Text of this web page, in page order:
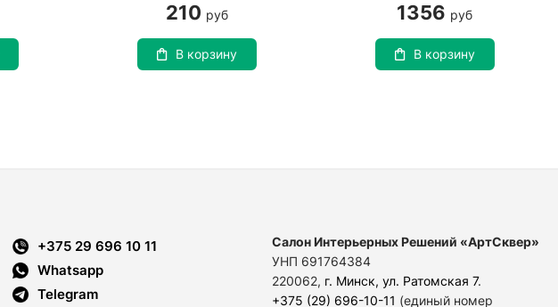
210 руб
В корзину
1356 руб
В корзину
+375 29 696 10 11
Whatsapp
Telegram
Салон Интерьерных Решений «АртСквер»
УНП 691764384
220062, г. Минск, ул. Ратомская 7.
+375 (29) 696-10-11 (единый номер